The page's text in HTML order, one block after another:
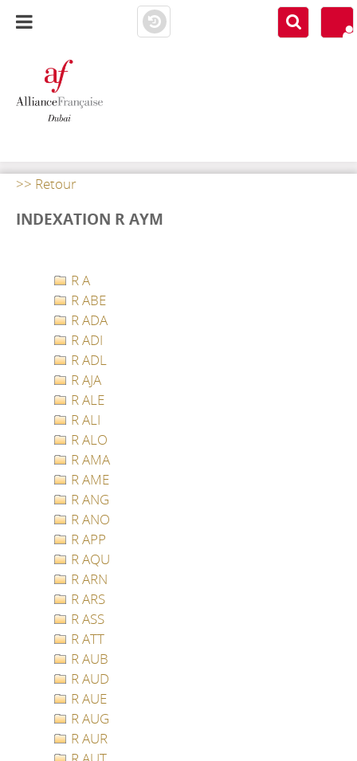
>> Retour
INDEXATION R AYM
R A
R ABE
R ADA
R ADI
R ADL
R AJA
R ALE
R ALI
R ALO
R AMA
R AME
R ANG
R ANO
R APP
R AQU
R ARN
R ARS
R ASS
R ATT
R AUB
R AUD
R AUE
R AUG
R AUR